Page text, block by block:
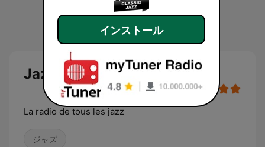
Jazz Radio Classic Jazz
La radio de tous les jazz
ジャズ
インストール